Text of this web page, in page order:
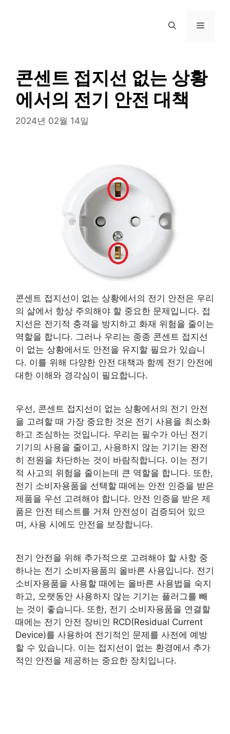
메
콘센트 접지선 없는 상황
에서의 전기 안전 대책
2024년 02월 14일
콘센트 접지선이 없는 상황에서의 전기 안전은 우리
의 삶에서 항상 주의해야 할 중요한 문제입니다. 접
지선은 전기적 충격을 방지하고 화재 위험을 줄이는
역할을 합니다. 그러나 우리는 종종 콘센트 접지선
이 없는 상황에서도 안전을 유지할 필요가 있습니
다. 이를 위해 다양한 안전 대책과 함께 전기 안전에
대한 이해와 경각심이 필요합니다.
우선, 콘센트 접지선이 없는 상황에서의 전기 안전
을 고려할 때 가장 중요한 것은 전기 사용을 최소화
하고 조심하는 것입니다. 우리는 필수가 아닌 전기
기기의 사용을 줄이고, 사용하지 않는 기기는 완전
히 전원을 차단하는 것이 바람직합니다. 이는 전기
적 사고의 위험을 줄이는데 큰 역할을 합니다. 또한,
전기 소비자용품을 선택할 때에는 안전 인증을 받은
제품을 우선 고려해야 합니다. 안전 인증을 받은 제
품은 안전 테스트를 거쳐 안전성이 검증되어 있으
며, 사용 시에도 안전을 보장합니다.
전기 안전을 위해 추가적으로 고려해야 할 사항 중
하나는 전기 소비자용품의 올바른 사용입니다. 전기
소비자용품을 사용할 때에는 올바른 사용법을 숙지
하고, 오랫동안 사용하지 않는 기기는 플러그를 빼
는 것이 좋습니다. 또한, 전기 소비자용품을 연결할
때에는 전기 안전 장비인 RCD(Residual Current
Device)를 사용하여 전기적인 문제를 사전에 예방
할 수 있습니다. 이는 접지선이 없는 환경에서 추가
적인 안전을 제공하는 중요한 장치입니다.